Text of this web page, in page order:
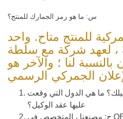
س: ما هو رمز الجمارك للمنتج؟
للمنتج متاح. واحد
هو 3506990000 ، لعهد شركة مع سلطة
بالنسبة لنا ؛ والآخر هو
ما هي الدول التي وقعت
عليها عقد الوكيل؟
ج: مصنعنا ، المتخصص في OEM ، يزود المنتج للعديد من